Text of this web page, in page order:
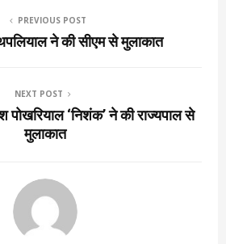
PREVIOUS POST
ने की सीएम से मुलाकात
NEXT POST
पोखरियाल ‘निशंक’ ने की राज्यपाल से
मुलाकात